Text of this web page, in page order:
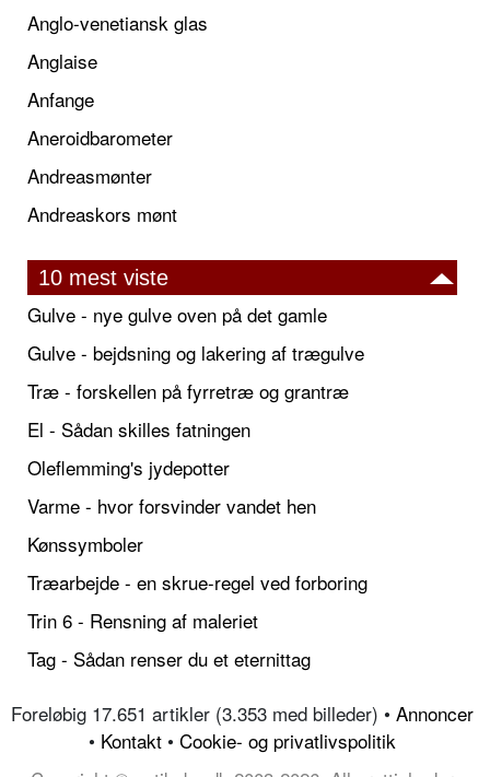
Anglo-venetiansk glas
Anglaise
Anfange
Aneroidbarometer
Andreasmønter
Andreaskors mønt
10 mest viste
Gulve - nye gulve oven på det gamle
Gulve - bejdsning og lakering af trægulve
Træ - forskellen på fyrretræ og grantræ
El - Sådan skilles fatningen
Oleflemming's jydepotter
Varme - hvor forsvinder vandet hen
Kønssymboler
Træarbejde - en skrue-regel ved forboring
Trin 6 - Rensning af maleriet
Tag - Sådan renser du et eternittag
Foreløbig 17.651 artikler (3.353 med billeder) • Annoncer
• Kontakt • Cookie- og privatlivspolitik